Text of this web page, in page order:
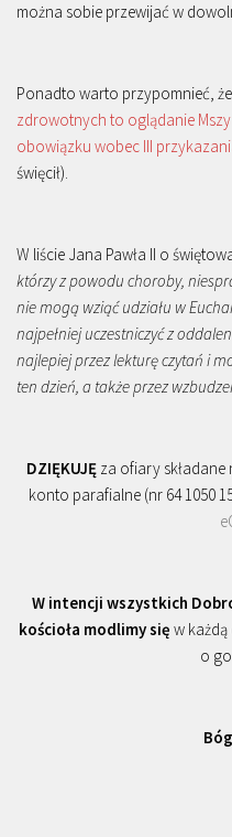
można sobie przewijać w
Ponadto warto przypomnieć, że
zdrowotnych to oglądanie
obowiązku wobec III
święcił).
W liście Jana Pawła II o
którzy z powodu choroby,
nie mogą wziąć udziału w
najpełniej uczestniczyć z
najlepiej przez lekturę czytań i
ten dzień, a także przez
DZIĘKUJĘ za ofiary
konto parafialne (nr 64 1050
W intencji wszystkich
kościoła modlimy się w każdą
o